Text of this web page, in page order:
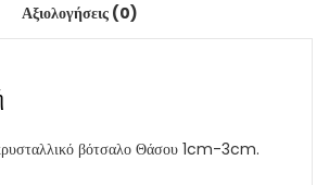
Αξιολογήσεις (0)
βότσαλο Θάσου 1cm-3cm.